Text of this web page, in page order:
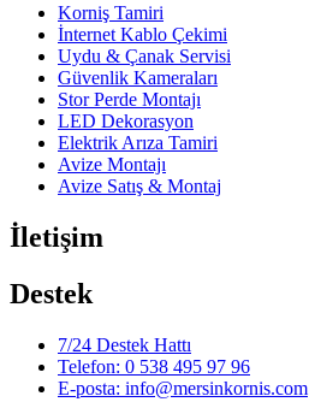
Korniş Tamiri
İnternet Kablo Çekimi
Uydu & Çanak Servisi
Güvenlik Kameraları
Stor Perde Montajı
LED Dekorasyon
Elektrik Arıza Tamiri
Avize Montajı
Avize Satış & Montaj
İletişim
Destek
7/24 Destek Hattı
Telefon: 0 538 495 97 96
E-posta: info@mersinkornis.com